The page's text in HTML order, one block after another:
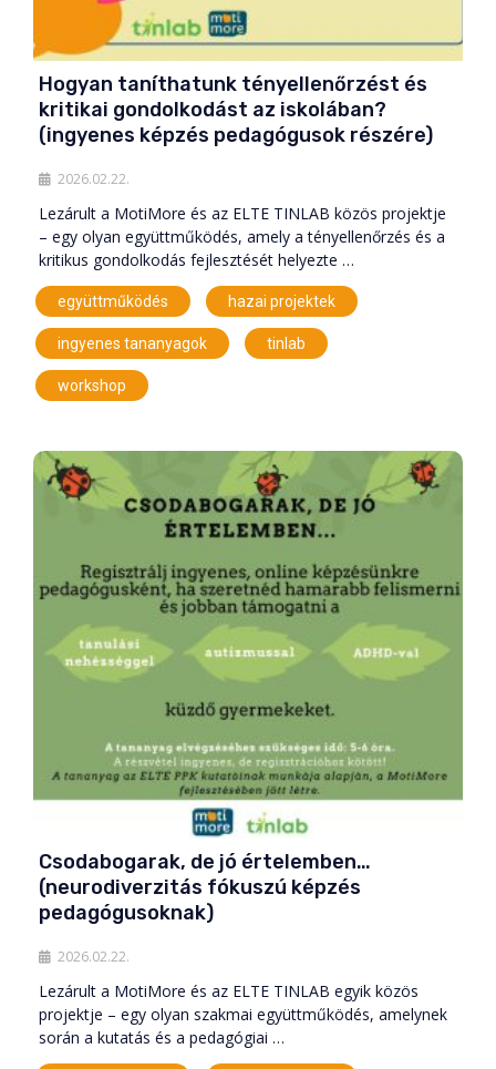
Hogyan taníthatunk tényellenőrzést és
kritikai gondolkodást az iskolában?
(ingyenes képzés pedagógusok részére)
2026.02.22.
Lezárult a MotiMore és az ELTE TINLAB közös projektje
– egy olyan együttműködés, amely a tényellenőrzés és a
kritikus gondolkodás fejlesztését helyezte …
együttműködés hazai projektek
ingyenes tananyagok tinlab
workshop
Csodabogarak, de jó értelemben…
(neurodiverzitás fókuszú képzés
pedagógusoknak)
2026.02.22.
Lezárult a MotiMore és az ELTE TINLAB egyik közös
projektje – egy olyan szakmai együttműködés, amelynek
során a kutatás és a pedagógiai …